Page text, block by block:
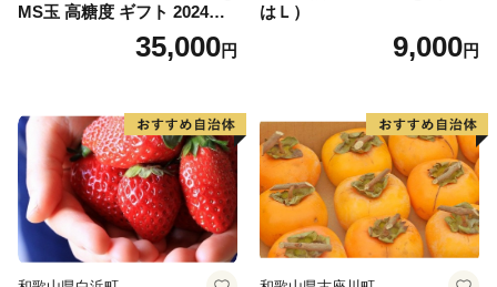
MS玉 高糖度 ギフト 2024年7
35,000円
はＬ）
9,000円